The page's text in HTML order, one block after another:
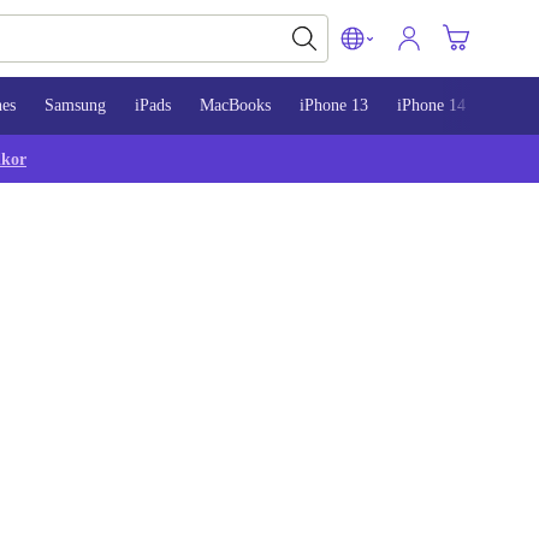
Samsung iPads MacBooks iPhone 13 iPhone 14